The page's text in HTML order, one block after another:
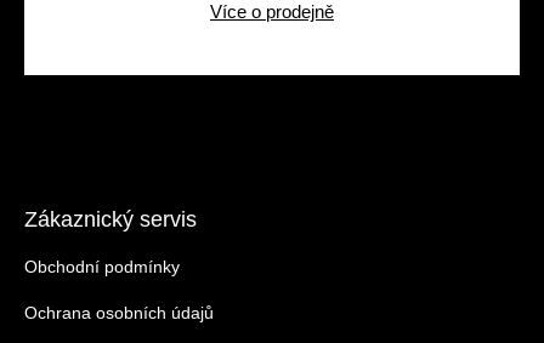
Více o prodejně
Zákaznický servis
Obchodní podmínky
Ochrana osobních údajů